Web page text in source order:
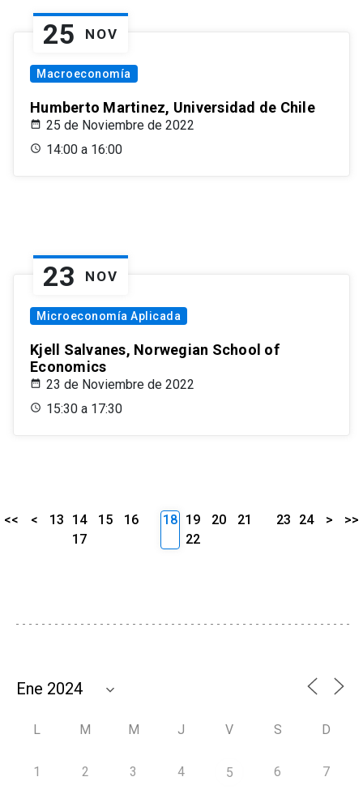
25 NOV
Macroeconomía
Humberto Martinez, Universidad de Chile
25 de Noviembre de 2022
14:00 a 16:00
23 NOV
Microeconomía Aplicada
Kjell Salvanes, Norwegian School of
Economics
23 de Noviembre de 2022
15:30 a 17:30
<< < 13 14 15
16
17
18 19 20
21
22
23 24 > >>
L M M J V S D
1 2 3 4 5 6 7